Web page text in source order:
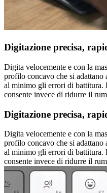
Digitazione precisa,
Digita velocemente e con la
profilo concavo che si
al minimo gli errori di battitura.
consente invece di ridurre il
Digitazione precisa,
Digita velocemente e con la
profilo concavo che si
al minimo gli errori di battitura.
consente invece di ridurre il